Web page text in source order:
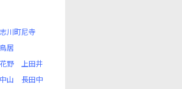
川町尼寺
居
花野
上田井
中山
長田中